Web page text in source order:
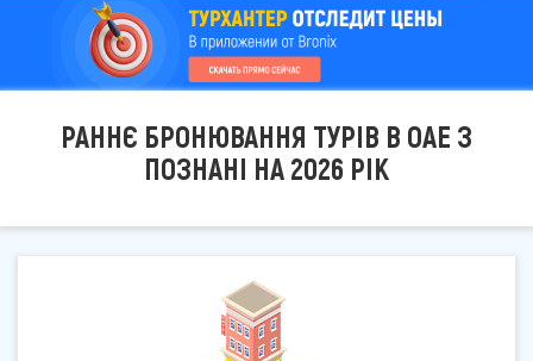
РАННЄ БРОНЮВАННЯ ТУРІВ В ОАЕ З
ПОЗНАНІ НА 2026 РІК